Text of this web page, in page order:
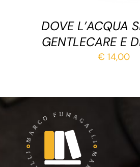
DOVE L’ACQUA
GENTLECARE E
€ 14,00